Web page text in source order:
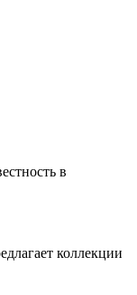
в
коллекции